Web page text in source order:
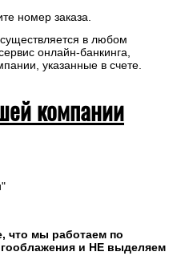
номер заказа.
в любом
онлайн-банкинга,
указанные в счете.
компании
что мы работаем по
и НЕ выделяем